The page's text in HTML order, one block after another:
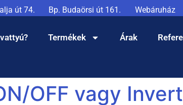
út 74. Bp. Budaörsi út 161. Webáruház
Termékek Árak
OFF vagy